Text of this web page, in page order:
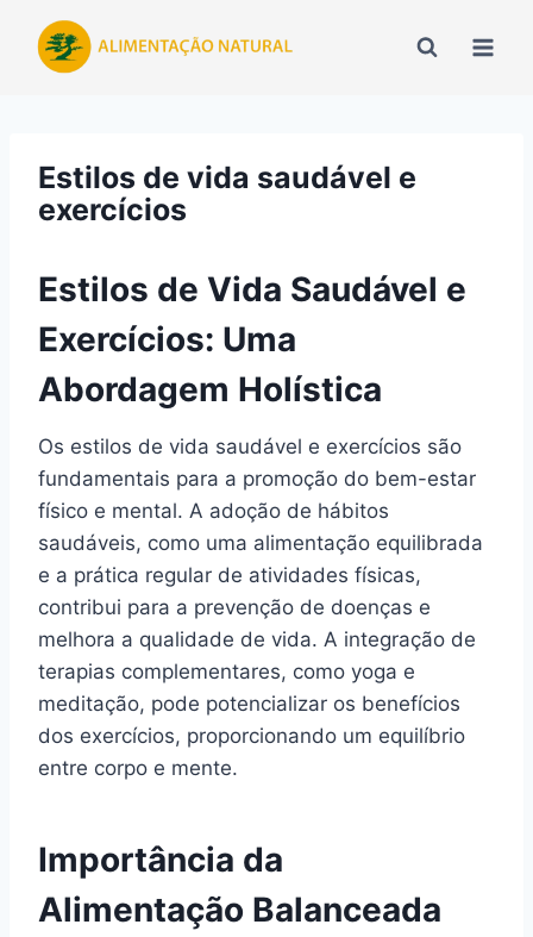
para
Estilos de vida saudável e
exercícios
Estilos de Vida Saudável e
Exercícios: Uma
Abordagem Holística
Os estilos de vida saudável e exercícios são
fundamentais para a promoção do bem-estar
físico e mental. A adoção de hábitos
saudáveis, como uma alimentação equilibrada
e a prática regular de atividades físicas,
contribui para a prevenção de doenças e
melhora a qualidade de vida. A integração de
terapias complementares, como yoga e
meditação, pode potencializar os benefícios
dos exercícios, proporcionando um equilíbrio
entre corpo e mente.
Importância da
Alimentação Balanceada